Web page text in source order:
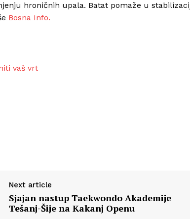
hroničnih upala. Batat pomaže u
Bosna Info.
vaš vrt
Next article
Sjajan nastup Taekwondo Akademije
Tešanj-Šije na Kakanj Openu